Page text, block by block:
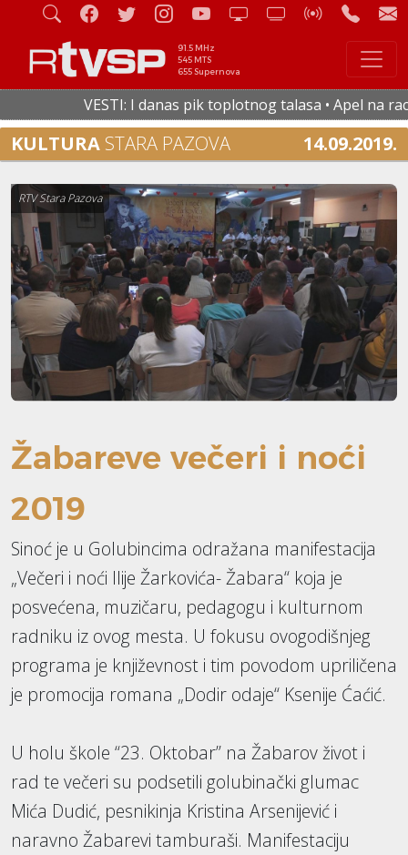
91.5 MHz
545 MTS
655 Supernova
VESTI: I danas pik toplotnog talasa • Apel na
KULTURA STARA PAZOVA 14.09.2019.
RTV Stara Pazova
Žabareve večeri i noći
2019
Sinoć je u Golubincima odražana manifestacija
„Večeri i noći Ilije Žarkovića- Žabara“ koja je
posvećena, muzičaru, pedagogu i kulturnom
radniku iz ovog mesta. U fokusu ovogodišnjeg
programa je književnost i tim povodom upriličena
je promocija romana „Dodir odaje“ Ksenije Ćaćić.
U holu škole “23. Oktobar” na Žabarov život i
rad te večeri su podsetili golubinački glumac
Mića Dudić, pesnikinja Kristina Arsenijević i
naravno Žabarevi tamburaši. Manifestaciju